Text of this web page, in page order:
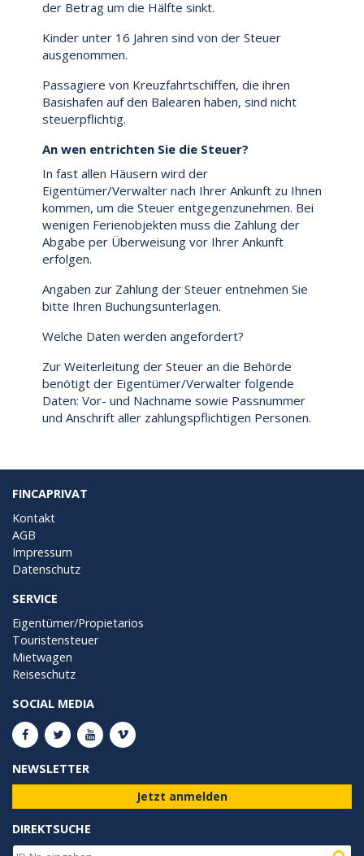
der Betrag um die Hälfte sinkt.
Kinder unter 16 Jahren sind von der Steuer
ausgenommen.
Passagiere von Kreuzfahrtschiffen, die ihren
Basishafen auf den Balearen haben, sind nicht
steuerpflichtig.
An wen entrichten Sie die Steuer?
In fast allen Häusern wird der
Eigentümer/Verwalter nach Ihrer Ankunft zu Ihnen
kommen, um die Steuer entgegenzunehmen. Bei
wenigen Ferienobjekten muss die Zahlung der
Abgabe per Überweisung vor Ihrer Ankunft
erfolgen.
Angaben zur Zahlung der Steuer entnehmen Sie
bitte Ihren Buchungsunterlagen.
Welche Daten werden angefordert?
Zur Weiterleitung der Steuer an die Behörde
benötigt der Eigentümer/Verwalter folgende
Daten: Vor- und Nachname sowie Passnummer
und Anschrift aller zahlungspflichtigen Personen.
FINCAPRIVAT
Kontakt
AGB
Impressum
Datenschutz
SERVICE
Eigentümer/Propietarios
Touristensteuer
Mietwagen
Reiseschutz
SOCIAL MEDIA
NEWSLETTER
Jetzt anmelden
DIREKTSUCHE